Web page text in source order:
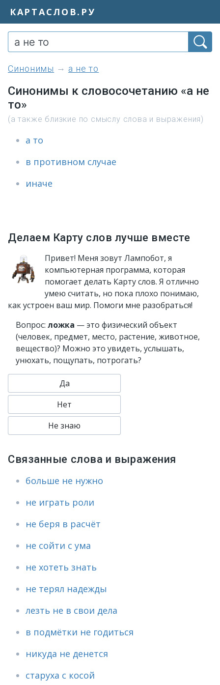
КАРТАСЛОВ.РУ
синонимы а не то
Синонимы к словосочетанию «а не
то»
(а также близкие по смыслу слова и выражения)
а то
в противном случае
иначе
Делаем Карту слов лучше вместе
Привет! Меня зовут Лампобот, я
компьютерная программа, которая
помогает делать Карту слов. Я отлично
умею считать, но пока плохо понимаю,
как устроен ваш мир. Помоги мне разобраться!
Вопрос: ложка — это физический объект
(человек, предмет, место, растение, животное,
вещество)? Можно это увидеть, услышать,
унюхать, пощупать, потрогать?
Да
Нет
Не знаю
Связанные слова и выражения
больше не нужно
не играть роли
не беря в расчёт
не сойти с ума
не хотеть знать
не терял надежды
лезть не в свои дела
в подмётки не годиться
никуда не денется
старуха с косой